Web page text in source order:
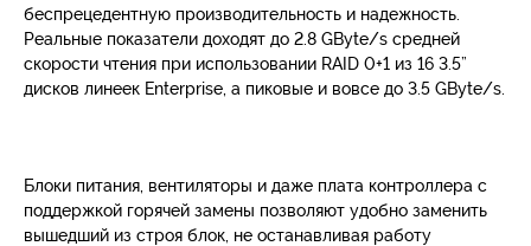
беспрецедентную производительность и надежность.
Реальные показатели доходят до 2.8 GByte/s средней
скорости чтения при использовании RAID 0+1 из 16 3.5”
дисков линеек Enterprise, а пиковые и вовсе до 3.5 GByte/s.
Блоки питания, вентиляторы и даже плата контроллера с
поддержкой горячей замены позволяют удобно заменить
вышедший из строя блок, не останавливая работу